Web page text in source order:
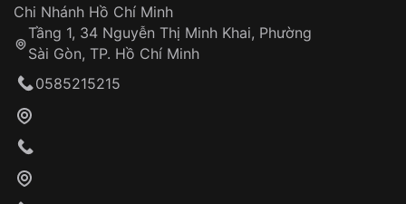
Khách hàng kiểm tra và thanh toán trực tiếp
Đồng hành cùng khách hàng trong suốt quá
trình sử dụng
Chi Nhánh Hồ Chí Minh
Tầng 1, 34 Nguyễn Thị Minh Khai, Phường
Sài Gòn, TP. Hồ Chí Minh
0585215215